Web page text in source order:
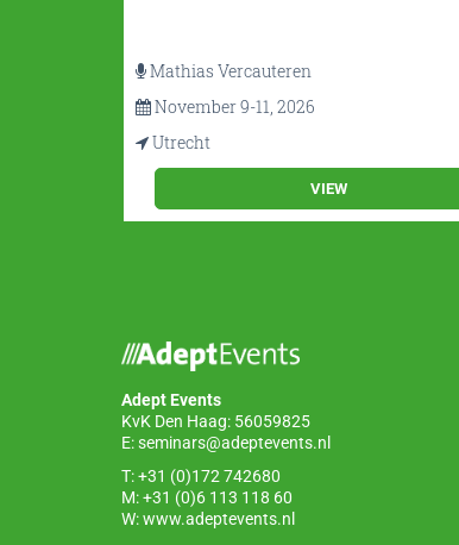
Mathias Vercauteren
November 9-11, 2026
Utrecht
VIEW
Adept Events
KvK Den Haag: 56059825
E:seminars@adeptevents.nl
T: +31 (0)172 742680
M: +31 (0)6 113 118 60
W:www.adeptevents.nl